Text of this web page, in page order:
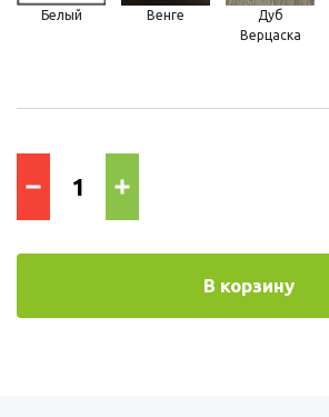
Белый Венге
Дуб
Верцаска
В корзину